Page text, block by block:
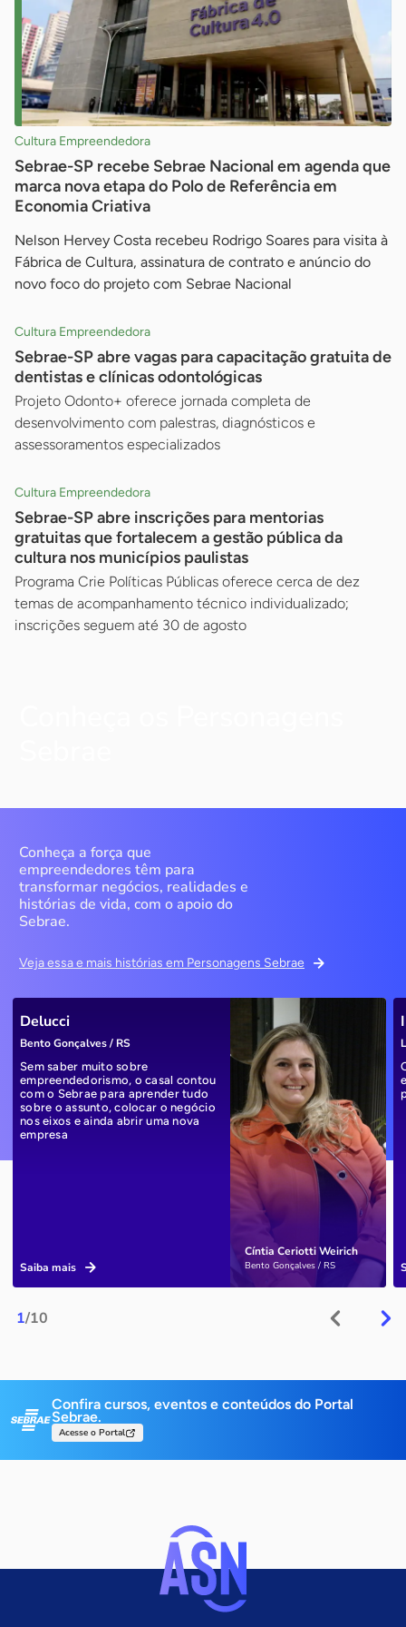
Cultura Empreendedora
Sebrae-SP recebe Sebrae Nacional em agenda que
marca nova etapa do Polo de Referência em
Economia Criativa
Nelson Hervey Costa recebeu Rodrigo Soares para visita à
Fábrica de Cultura, assinatura de contrato e anúncio do
novo foco do projeto com Sebrae Nacional
Cultura Empreendedora
Sebrae-SP abre vagas para capacitação gratuita de
dentistas e clínicas odontológicas
Projeto Odonto+ oferece jornada completa de
desenvolvimento com palestras, diagnósticos e
assessoramentos especializados
Cultura Empreendedora
Sebrae-SP abre inscrições para mentorias
gratuitas que fortalecem a gestão pública da
cultura nos municípios paulistas
Programa Crie Políticas Públicas oferece cerca de dez
temas de acompanhamento técnico individualizado;
inscrições seguem até 30 de agosto
Conheça a força que
empreendedores têm para
transformar negócios, realidades e
histórias de vida, com o apoio do
Sebrae.
Veja essa e mais histórias em Personagens Sebrae
1/10
Cíntia Ceriotti Weirich
Bento Gonçalves / RS
Delucci
Bento Gonçalves / RS
Sem saber muito sobre
empreendedorismo, o casal contou
com o Sebrae para aprender tudo
sobre o assunto, colocar o negócio
nos eixos e ainda abrir uma nova
empresa
Saiba mais
Confira cursos, eventos e conteúdos do Portal
Sebrae.
Acesse o Portal